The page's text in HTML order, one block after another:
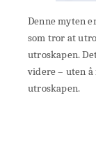
Denne myten
som tror at
utroskapen.
videre – uten
utroskapen.